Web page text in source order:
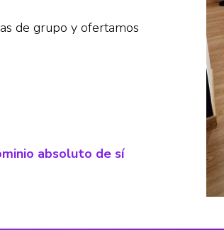
de grupo y ofertamos
absoluto de sí